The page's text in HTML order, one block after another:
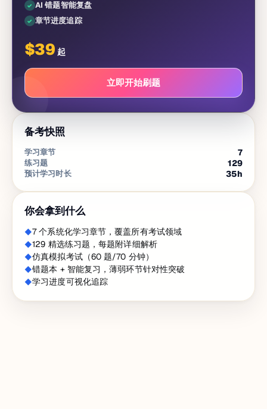
AI 错题智能复盘
章节进度追踪
$39 起
立即开始刷题
备考快照
学习章节 7
练习题 129
预计学习时长 35h
你会拿到什么
7 个系统化学习章节，覆盖所有考试领域
129 精选练习题，每题附详细解析
仿真模拟考试（60 题/70 分钟）
错题本 + 智能复习，薄弱环节针对性突破
学习进度可视化追踪